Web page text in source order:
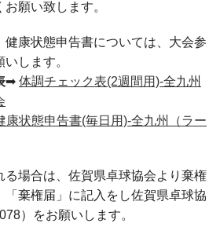
願い致します。
健康状態申告書については、大会参
します。
➡ 体調チェック表(2週間用)-全九州
康状態申告書(毎日用)-全九州（ラー
る場合は、佐賀県卓球協会より棄権
「棄権届」に記入をし佐賀県卓球協
）をお願いします。